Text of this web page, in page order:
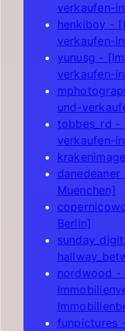
verkaufen-
henkiboy -
verkaufen-
yunusg -
verkaufen-
und-
tobbes_rd -
verkaufen-
Muenchen]
Berlin]
nordwood -
funpictures